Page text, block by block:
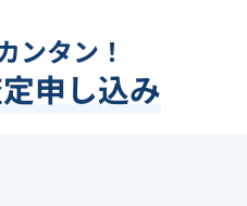
ンタン！
定申し込み